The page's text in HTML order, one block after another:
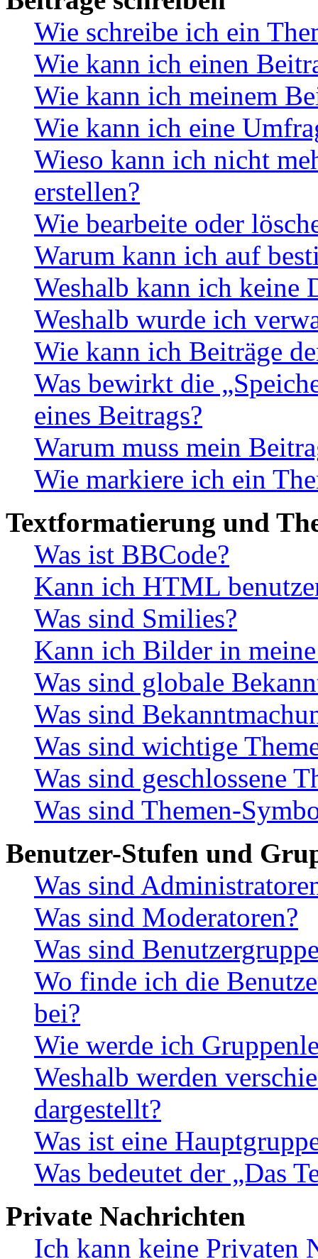
Wie schreibe ich ein
Wie kann ich einen
Wie kann ich meinem
Wie kann ich eine
Wieso kann ich nicht
erstellen?
Wie bearbeite oder
Warum kann ich auf
Weshalb kann ich keine
Weshalb wurde ich
Wie kann ich Beiträge
Was bewirkt die
eines Beitrags?
Warum muss mein
Wie markiere ich ein
Textformatierung und
Was ist BBCode?
Kann ich HTML
Was sind Smilies?
Kann ich Bilder in
Was sind globale
Was sind
Was sind wichtige
Was sind geschlossene
Was sind Themen-
Benutzer-Stufen und
Was sind
Was sind Moderatoren?
Was sind
Wo finde ich die
bei?
Wie werde ich
Weshalb werden
dargestellt?
Was ist eine
Was bedeutet der „Das
Private Nachrichten
Ich kann keine Privaten